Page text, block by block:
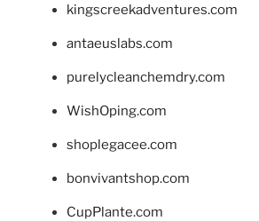
kingscreekadventures.com
antaeuslabs.com
purelycleanchemdry.com
WishOping.com
shoplegacee.com
bonvivantshop.com
CupPlante.com